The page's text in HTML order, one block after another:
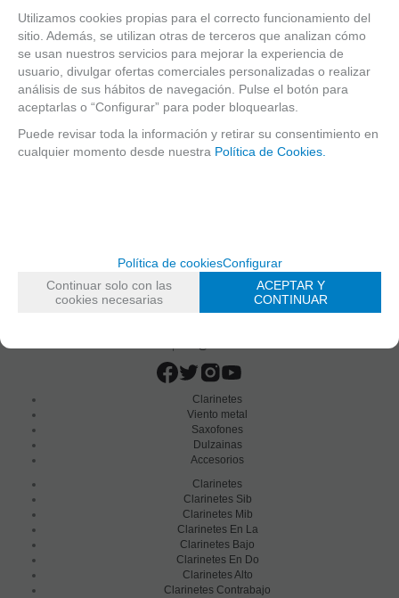
Suscríbete y disfruta de ventajas y
exclusivas
Sé el primero en recibir las novedades y disfruta de descuentos y promociones
exclusivas
Clarinetes
Viento metal
Saxofones
Dulzainas
Accesorios
Clarinetes
Clarinetes Sib
Clarinetes Mib
Clarinetes En La
Clarinetes Bajo
Clarinetes En Do
Clarinetes Alto
Clarinetes Contrabajo
Utilizamos cookies propias para el correcto funcionamiento del
sitio. Además, se utilizan otras de terceros que analizan cómo
se usan nuestros servicios para mejorar la experiencia de
usuario, divulgar ofertas comerciales personalizadas o realizar
análisis de sus hábitos de navegación. Pulse el botón para
aceptarlas o “Configurar” para poder bloquearlas.
Puede revisar toda la información y retirar su consentimiento en
cualquier momento desde nuestra Política de Cookies.
Política de cookiesConfigurar
Continuar solo con las
cookies necesarias
ACEPTAR Y
CONTINUAR